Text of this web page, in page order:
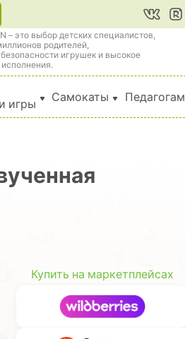
– это выбор детских специалистов,
родителей,
безопасности игрушек и высокое
исполнения.
игры
Самокаты Педагогам
Купить на маркетплейсах